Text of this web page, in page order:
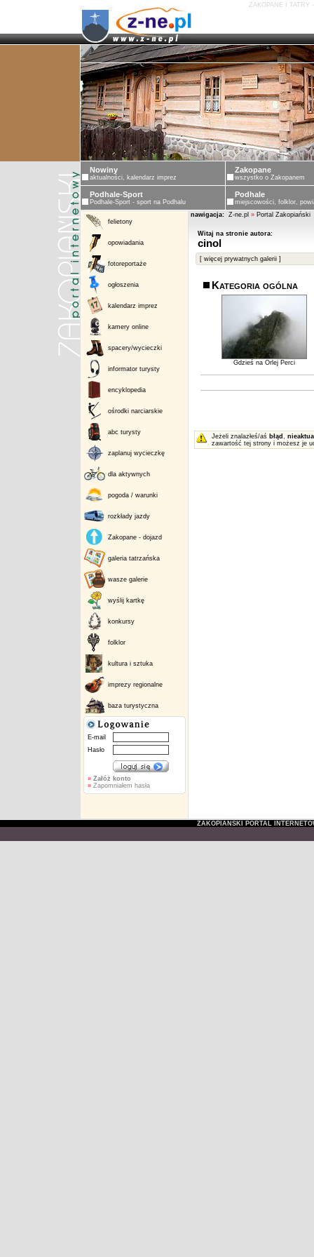
ZAKOPANE I TATRY
Nowiny
aktualności, kalendarz imprez
Zakopane
wszystko o Zakopanem
Podhale-Sport
Podhale-Sport - sport na Podhalu
Podhale
miejscowości, folklor,
felietony
opowiadania
fotoreportaże
ogłoszenia
kalendarz imprez
kamery online
spacery/wycieczki
informator turysty
encyklopedia
ośrodki narciarskie
abc turysty
zaplanuj wycieczkę
dla aktywnych
pogoda / warunki
rozkłady jazdy
Zakopane - dojazd
galeria tatrzańska
wasze galerie
wyślij kartkę
konkursy
folklor
kultura i sztuka
imprezy regionalne
baza turystyczna
E-mail
Hasło
» Załóż konto
»Zapomniałem hasła
nawigacja: Z-ne.pl » Portal Zakopiański
Witaj na stronie autora:
cinol
[ więcej prywatnych galerii ]
Kategoria ogólna
Gdzieś na Orlej Perci
Jeżeli znalazłeś/aś błąd ,
zawartość tej strony i możesz je
ZAKOPIAŃSKI PORTAL